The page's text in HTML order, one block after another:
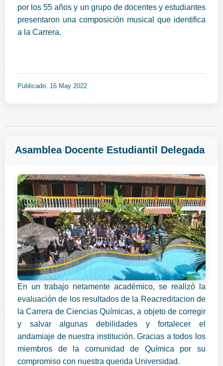
por los 55 años y un grupo de docentes y estudiantes
presentaron una composición musical que identifica
a la Carrera.
Publicado: 16 May 2022
Asamblea Docente Estudiantil Delegada
En un trabajo netamente académico, se realizó la
evaluación de los resultados de la Reacreditacion de
la Carrera de Ciencias Químicas, a objeto de corregir
y salvar algunas debilidades y fortalecer el
andamiaje de nuestra institución. Gracias a todos los
miembros de la comunidad de Química por su
compromiso con nuestra querida Universidad.